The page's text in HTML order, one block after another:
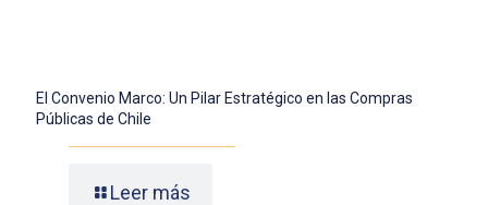
El Convenio Marco: Un Pilar Estratégico en las Compras
Públicas de Chile
Leer más